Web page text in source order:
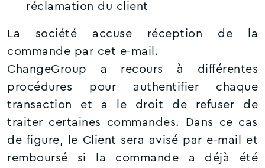
réclamation du client
La société accuse réception de la
commande par cet e-mail.
ChangeGroup a recours à différentes
procédures pour authentifier chaque
transaction et a le droit de refuser de
traiter certaines commandes. Dans ce cas
de figure, le Client sera avisé par e-mail et
remboursé si la commande a déjà été